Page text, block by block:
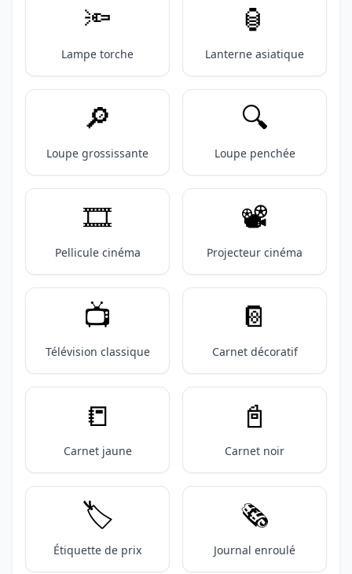
🔦
Lampe torche
🏮
Lanterne asiatique
🔎
Loupe grossissante
🔍️
Loupe penchée
🎞️
Pellicule cinéma
📽️
Projecteur cinéma
📺️
Télévision classique
📔
Carnet décoratif
📒
Carnet jaune
📓
Carnet noir
🏷️
Étiquette de prix
🗞️
Journal enroulé